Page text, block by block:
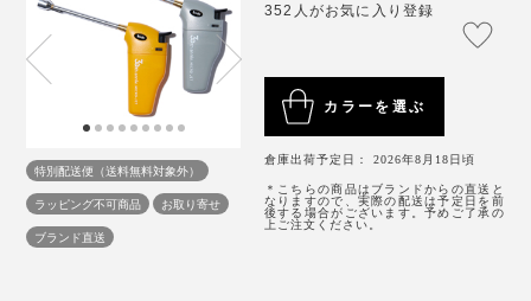
注入口から液化ガスが少し噴き出してきたら注入完了。
燃料タンクをケースに戻して、使ってください。
燃料タンクの側面には、炎調整レバー付き。炎を強くし
たい時は「＋」に、弱めたい時は「−」にレバーを動移
動させます。
特別配送便（送料無料対象外）
ラッピング不可商品
お取り寄せ
ブランド直送
352人がお気に入り登録
カラーを選ぶ
倉庫出荷予定日： 2026年8月18日頃
＊こちらの商品はブランドからの直送と
なりますので、実際の配送は予定日を前
後する場合がございます。予めご了承の
上ご注文ください。